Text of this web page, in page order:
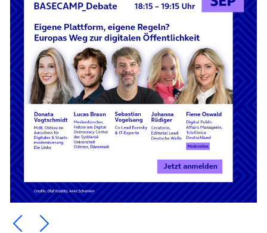
Ein Element zurück blättern
Ein Element weiter blättern